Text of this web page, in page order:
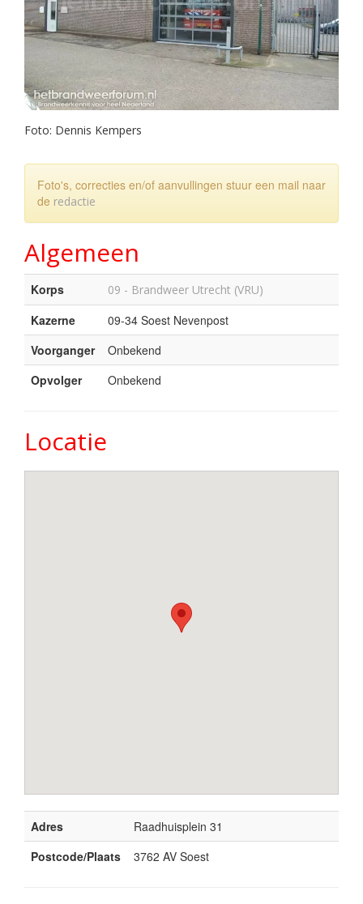
Foto: Dennis Kempers
Foto's, correcties en/of aanvullingen stuur een mail naar
de redactie
Algemeen
Korps 09 - Brandweer Utrecht (VRU)
Kazerne
09-34 Soest Nevenpost
Voorganger
Onbekend
Opvolger
Onbekend
Locatie
Adres
Raadhuisplein 31
Postcode/Plaats
3762 AV Soest